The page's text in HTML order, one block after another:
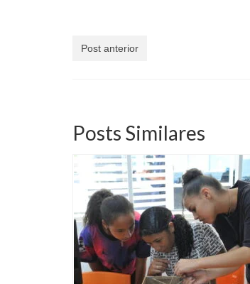
Post anterior
Posts Similares